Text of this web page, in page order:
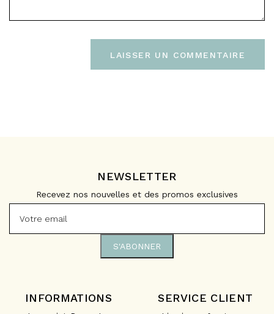
INFORMATIONS SERVICE CLIENT
NEWSLETTER
Recevez nos nouvelles et des promos exclusives